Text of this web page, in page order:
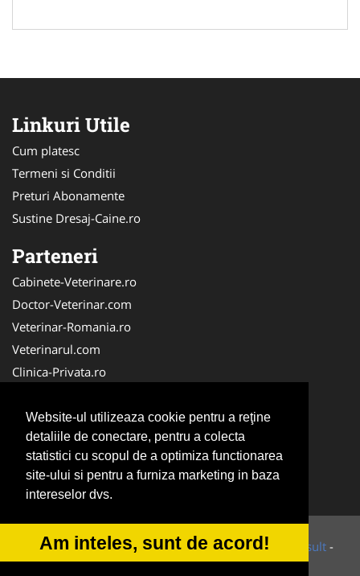
Website-ul utilizeaza cookie pentru a reţine
detaliile de conectare, pentru a colecta
statistici cu scopul de a optimiza functionarea
site-ului si pentru a furniza marketing in baza
intereselor dvs.
Am inteles, sunt de acord!
Linkuri Utile
Cum platesc
Termeni si Conditii
Preturi Abonamente
Sustine Dresaj-Caine.ro
Parteneri
Cabinete-Veterinare.ro
Doctor-Veterinar.com
Veterinar-Romania.ro
Veterinarul.com
Clinica-Privata.ro
Medic-Bun.com
Dresaj-Caine.ro
NonStopDeschis.ro
SalonFrizerieCanina.com
© 2014-2026 Powered byVilonMedia&Tokaido Consult -
ANPC SOL